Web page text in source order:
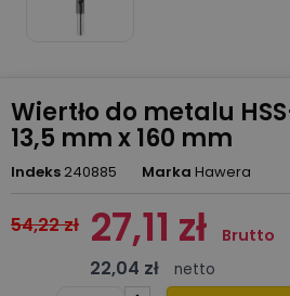
Wiertło do metalu
13,5 mm x 160 mm
Indeks 240885 Marka Hawera
54,22 zł 27,11 zł Brutto
22,04 zł
netto